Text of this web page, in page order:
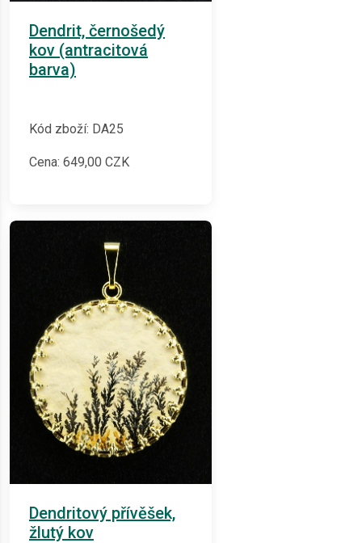
Dendrit, černošedý
kov (antracitová
barva)
Kód zboží: DA25
Cena: 649,00 CZK
Dendritový přívěšek,
žlutý kov